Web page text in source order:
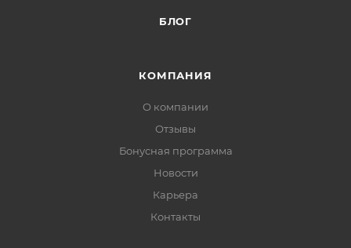
БЛОГ
КОМПАНИЯ
О компании
Отзывы
Бонусная программа
Новости
Карьера
Контакты